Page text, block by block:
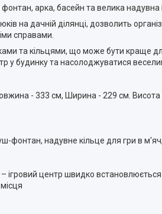
арка, басейн та велика
на дачній ділянці, дозволить
справами.
та кільцями, що може бути краще
у будинку та насолоджуватися
- 333 см, Ширина - 229 см. Висота
фонтан, надувне кільце для гри в
– ігровий центр швидко